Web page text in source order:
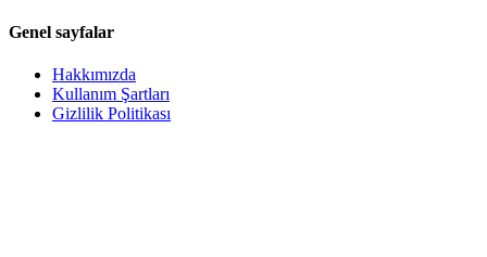
Genel sayfalar
Hakkımızda
Kullanım Şartları
Gizlilik Politikası